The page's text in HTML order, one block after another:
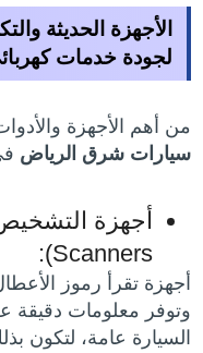
الأجهزة الحديثة
لجودة خدمات
من أهم الأجهزة
سيارات شرق الرياض
Scanners):
أجهزة تقرأ رموز
وتوفر معلومات دقيقة
السيارة عامة، لتكون